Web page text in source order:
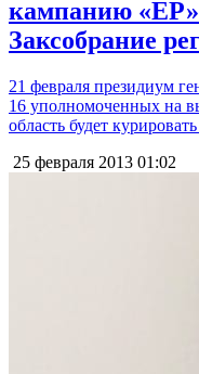
кампанию
Заксобрание
21 февраля президиум
16 уполномоченных на
область будет
25 февраля 2013 01:02